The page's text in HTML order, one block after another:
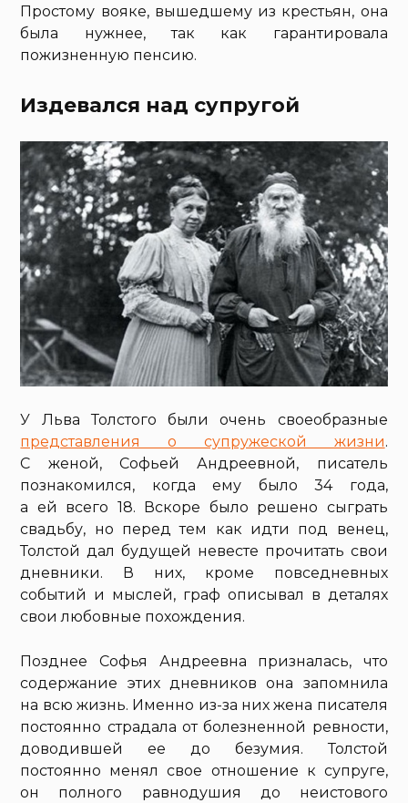
Простому вояке, вышедшему из крестьян, она
была нужнее, так как гарантировала
пожизненную пенсию.
Издевался над супругой
У Льва Толстого были очень своеобразные
представления о супружеской жизни.
С женой, Софьей Андреевной, писатель
познакомился, когда ему было 34 года,
а ей всего 18. Вскоре было решено сыграть
свадьбу, но перед тем как идти под венец,
Толстой дал будущей невесте прочитать свои
дневники. В них, кроме повседневных
событий и мыслей, граф описывал в деталях
свои любовные похождения.
Позднее Софья Андреевна призналась, что
содержание этих дневников она запомнила
на всю жизнь. Именно из-за них жена писателя
постоянно страдала от болезненной ревности,
доводившей ее до безумия. Толстой
постоянно менял свое отношение к супруге,
он полного равнодушия до неистового